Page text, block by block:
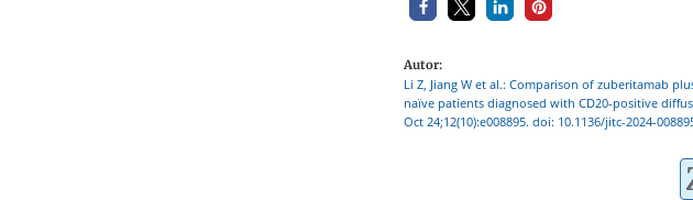
Autor:
Li Z, Jiang W et al.: Comparison of zuberitamab
naïve patients diagnosed with CD20-positive
Oct 24;12(10):e008895. doi: 10.1136/jitc-2024-